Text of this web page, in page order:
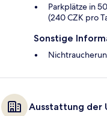
Parkplätze in
(240 CZK pro
Sonstige
Ausstattung der